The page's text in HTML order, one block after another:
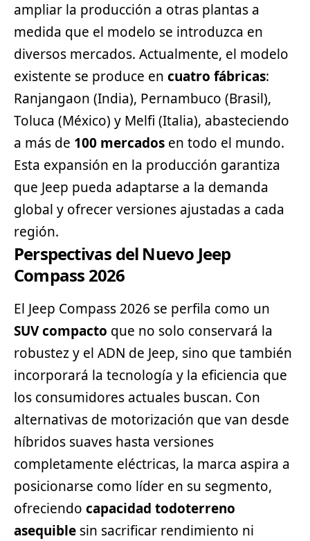
ampliar la producción a otras plantas a
medida que el modelo se introduzca en
diversos mercados. Actualmente, el modelo
existente se produce en cuatro fábricas:
Ranjangaon (India), Pernambuco (Brasil),
Toluca (México) y Melfi (Italia), abasteciendo
a más de 100 mercados en todo el mundo.
Esta expansión en la producción garantiza
que Jeep pueda adaptarse a la demanda
global y ofrecer versiones ajustadas a cada
región.
Perspectivas del Nuevo Jeep
Compass 2026
El Jeep Compass 2026 se perfila como un
SUV compacto que no solo conservará la
robustez y el ADN de Jeep, sino que también
incorporará la tecnología y la eficiencia que
los consumidores actuales buscan. Con
alternativas de motorización que van desde
híbridos suaves hasta versiones
completamente eléctricas, la marca aspira a
posicionarse como líder en su segmento,
ofreciendo capacidad todoterreno
asequible sin sacrificar rendimiento ni